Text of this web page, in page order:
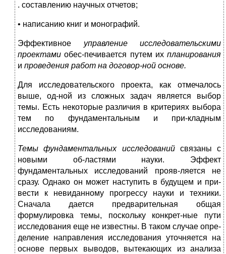
. составлению научных отчетов;
• написанию книг и монографий.
Эффективное управление исследовательскими
проектамиобес-печивается путем их планирования
и проведения работ на договор-ной основе.
Для исследовательского проекта, как отмечалось
выше, од-ной из сложных задач является выбор
темы. Есть некоторые различия в критериях выбора
тем по фундаментальным и при-кладным
исследованиям.
Темы фундаментальных исследований связаны с
новыми об-ластями науки. Эффект
фундаментальных исследований прояв-ляется не
сразу. Однако он может наступить в будущем и при-
вести к невиданному прогрессу науки и техники.
Сначала дается предварительная общая
формулировка темы, поскольку конкрет-ные пути
исследования еще не известны. В таком случае опре-
деление направления исследования уточняется на
основе первых выводов, вытекающих из анализа